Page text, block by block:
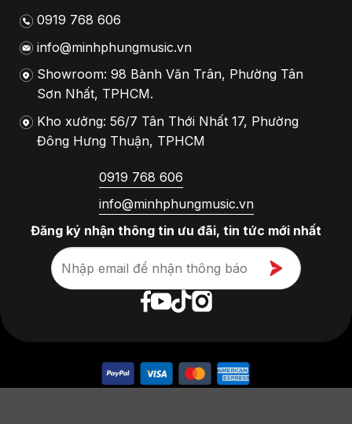
0919 768 606
info@minhphungmusic.vn
Showroom: 98 Bành Văn Trân, Phường Tân
Sơn Nhất, TPHCM.
Kho xưởng: 56/7 Tân Thới Nhất 17, Phường
Đông Hưng Thuận, TPHCM
0919 768 606
info@minhphungmusic.vn
Đăng ký nhận thông tin ưu đãi, tin tức mới nhất